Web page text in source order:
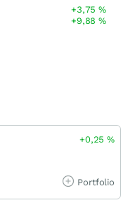
+3,75%
+9,88%
+0,25%
Portfolio